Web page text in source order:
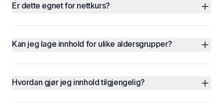
Er dette egnet for nettkurs?
Kan jeg lage innhold for ulike aldersgrupper?
Hvordan gjør jeg innhold tilgjengelig?